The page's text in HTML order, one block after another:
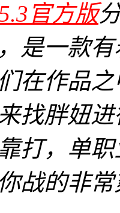
官方版
是一款
在作品
找胖妞
打，单
战的非